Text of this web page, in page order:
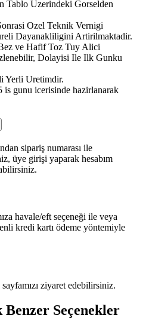
Tablo Uzerindeki Gorselden
Ozel Teknik Vernigi
Dayanakliligini Artirilmaktadir.
ve Hafif Toz Tuy Alici
Dolayisi Ile Ilk Gunku
Yerli Uretimdir.
gunu icerisinde hazirlanarak
sipariş numarası ile
üye girişi yaparak hesabım
havale/eft seçeneği ile veya
kredi kartı ödeme yöntemiyle
ziyaret edebilirsiniz.
Seçenekler